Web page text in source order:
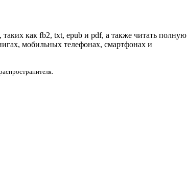
как fb2, txt, epub и pdf, а также читать полную
мобильных телефонах, смартфонах и